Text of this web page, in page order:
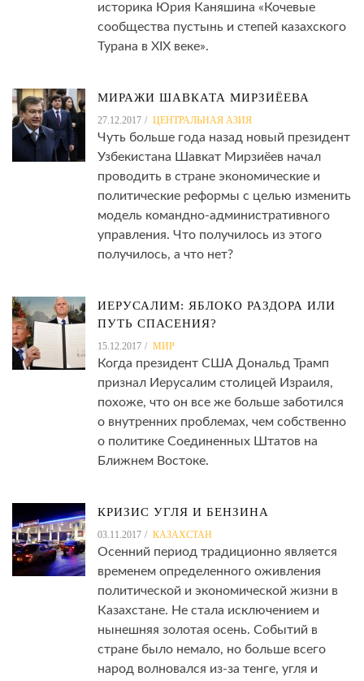
историка Юрия Каняшина «Кочевые
сообщества пустынь и степей казахского
Турана в XIX веке».
МИРАЖИ ШАВКАТА МИРЗИЁЕВА
27.12.2017 ЦЕНТРАЛЬНАЯ АЗИЯ
Чуть больше года назад новый президент
Узбекистана Шавкат Мирзиёев начал
проводить в стране экономические и
политические реформы с целью изменить
модель командно-административного
управления. Что получилось из этого
получилось, а что нет?
ИЕРУСАЛИМ: ЯБЛОКО РАЗДОРА ИЛИ
ПУТЬ СПАСЕНИЯ?
15.12.2017 МИР
Когда президент США Дональд Трамп
признал Иерусалим столицей Израиля,
похоже, что он все же больше заботился
о внутренних проблемах, чем собственно
о политике Соединенных Штатов на
Ближнем Востоке.
КРИЗИС УГЛЯ И БЕНЗИНА
03.11.2017 КАЗАХСТАН
Осенний период традиционно является
временем определенного оживления
политической и экономической жизни в
Казахстане. Не стала исключением и
нынешняя золотая осень. Событий в
стране было немало, но больше всего
народ волновался из-за тенге, угля и